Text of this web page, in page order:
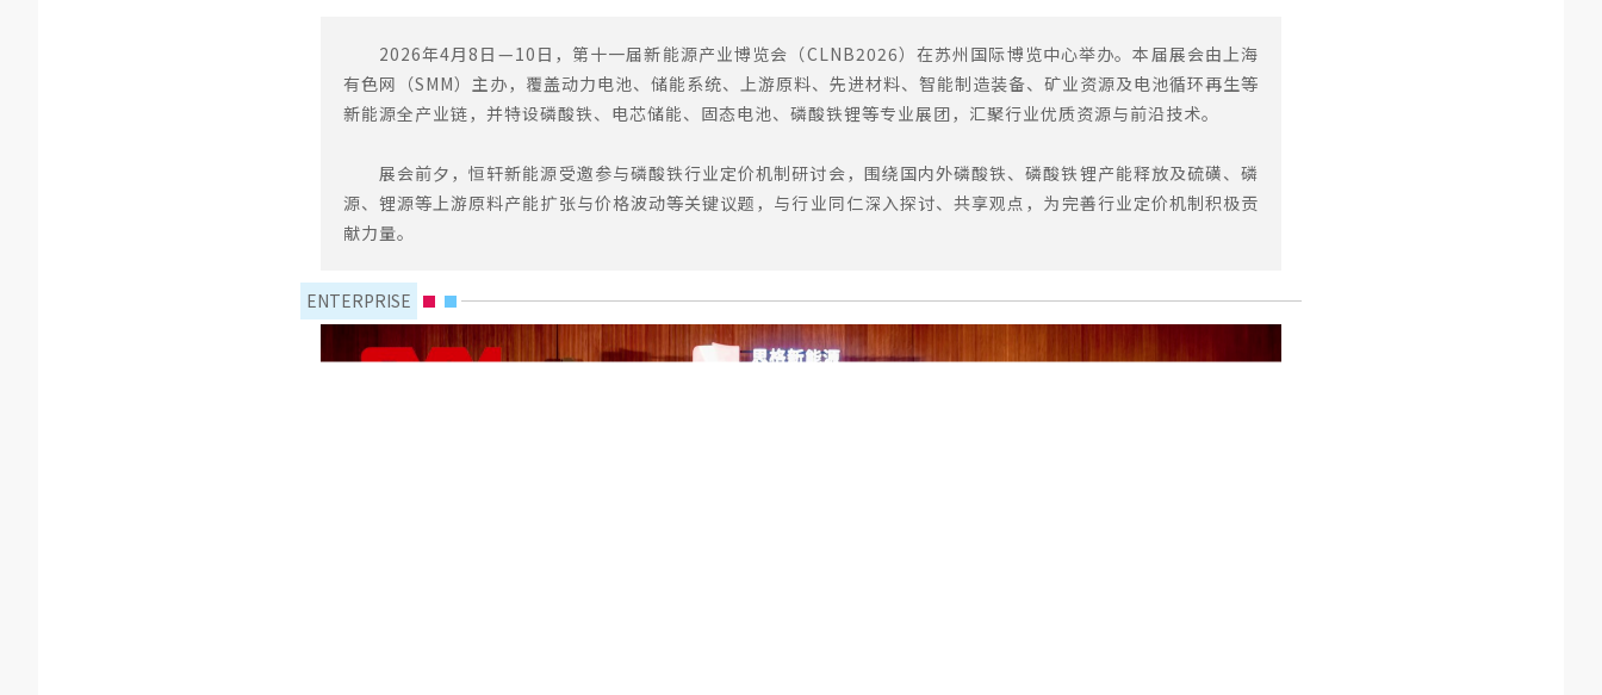
2026年4月8日—10日，第十一届新能源产业博览会（CLNB2026）在苏州国际博览中心举办。本届展会由上海
有色网（SMM）主办，覆盖动力电池、储能系统、上游原料、先进材料、智能制造装备、矿业资源及电池循环再生等
新能源全产业链，并特设磷酸铁、电芯储能、固态电池、磷酸铁锂等专业展团，汇聚行业优质资源与前沿技术。
展会前夕，恒轩新能源受邀参与磷酸铁行业定价机制研讨会，围绕国内外磷酸铁、磷酸铁锂产能释放及硫磺、磷
源、锂源等上游原料产能扩张与价格波动等关键议题，与行业同仁深入探讨、共享观点，为完善行业定价机制积极贡
献力量。
ENTERPRISE